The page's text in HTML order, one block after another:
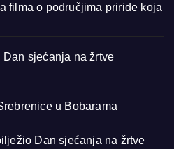
filma o područjima priride koja
sjećanja na žrtve
u Bobarama
Dan sjećanja na žrtve